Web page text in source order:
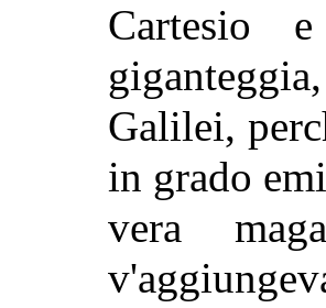
Cartesio
Galilei,
in grado
vera